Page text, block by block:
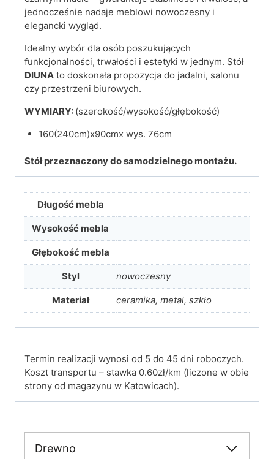
jednocześnie nadaje meblowi nowoczesny i
elegancki wygląd.
Idealny wybór dla osób poszukujących
funkcjonalności, trwałości i estetyki w jednym. Stół
DIUNA to doskonała propozycja do jadalni, salonu
czy przestrzeni biurowych.
WYMIARY: (szerokość/wysokość/głębokość)
160(240cm)x90cmx wys. 76cm
Stół przeznaczony do samodzielnego montażu.
Długość mebla
Wysokość mebla
Głębokość mebla
Styl nowoczesny
Materiał ceramika, metal, szkło
Termin realizacji wynosi od 5 do 45 dni roboczych.
Koszt transportu – stawka 0.60zł/km (liczone w obie
strony od magazynu w Katowicach).
Drewno